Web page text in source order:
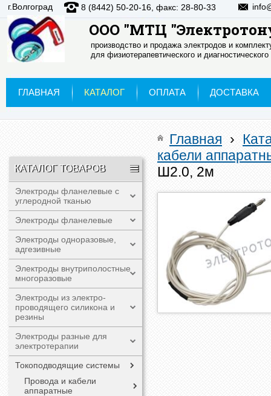
ООО "МТЦ
производство и продажа электродов и
для физиотерапевтического и
г.Волгоград 8 (8442) 50-20-16, факс: 28-80-33
ГЛАВНАЯ КАТАЛОГ ОПЛАТА ДОСТАВКА
КАТАЛОГ ТОВАРОВ
Электроды фланелевые с
углеродной тканью
Электроды фланелевые
Электроды одноразовые,
адгезивные
Электроды внутриполостные
многоразовые
Электроды из электро-
проводящего силикона и
резины
Электроды разные для
электротерапии
Токоподводящие системы
Провода и кабели
аппаратные
Главная ›
кабели
Ш2.0, 2м